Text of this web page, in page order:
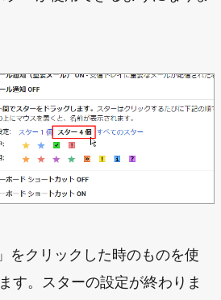
をクリックした時のものを使
す。スターの設定が終わりま